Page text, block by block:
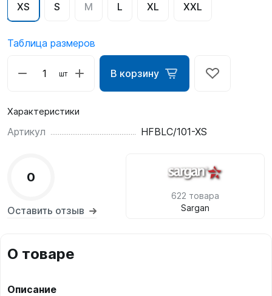
XS S M L XL XXL
Таблица размеров
шт В корзину
Характеристики
Артикул HFBLC/101-XS
0
Оставить отзыв
622 товара
Sargan
О товаре
Описание